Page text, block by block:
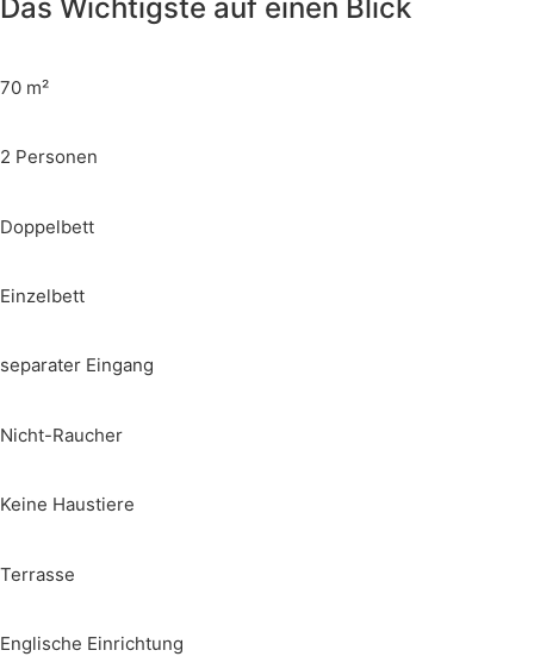
Das Wichtigste auf einen Blick
70 m²
2 Personen
Doppelbett
Einzelbett
separater Eingang
Nicht-Raucher
Keine Haustiere
Terrasse
Englische Einrichtung